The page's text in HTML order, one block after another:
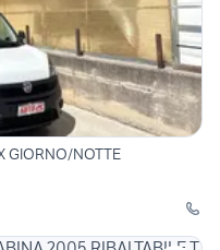
GIORNO/NOTTE